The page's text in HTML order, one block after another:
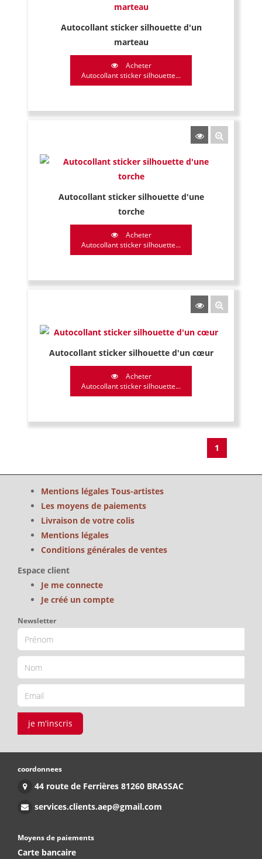
Autocollant sticker silhouette d'un
marteau
Acheter
Autocollant sticker silhouette...
Autocollant sticker silhouette d'une
torche
Acheter
Autocollant sticker silhouette...
Autocollant sticker silhouette d'un cœur
Acheter
Autocollant sticker silhouette...
1
Mentions légales Tous-artistes
Les moyens de paiements
Livraison de votre colis
Mentions légales
Conditions générales de ventes
Espace client
Je me connecte
Je créé un compte
Newsletter
je m'inscris
coordonnees
44 route de Ferrières 81260 BRASSAC
services.clients.aep@gmail.com
Moyens de paiements
Carte bancaire